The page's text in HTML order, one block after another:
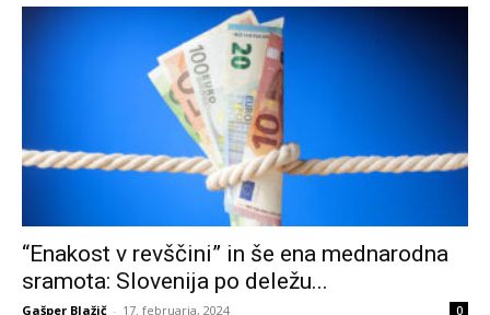
“Enakost v revščini” in še ena mednarodna
sramota: Slovenija po deležu...
Gašper Blažič - 17. februarja, 2024 0